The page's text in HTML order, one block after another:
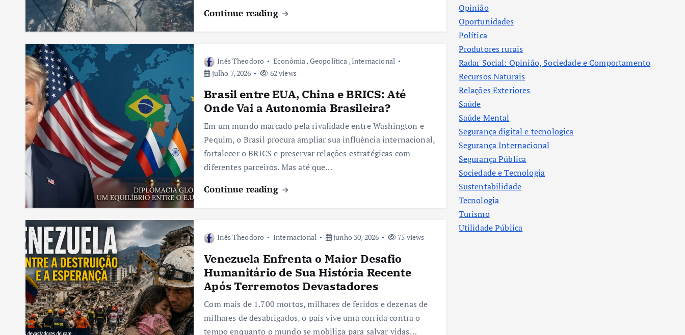
Continue reading
Inês Theodoro Econômia, Geopolítica ,Internacional
julho 7, 2026
62 views
Brasil entre EUA, China e BRICS: Até
Onde Vai a Autonomia Brasileira?
Em um mundo marcado pela rivalidade entre Washington e
Pequim, o Brasil procura ampliar sua influência internacional,
fortalecer o BRICS e preservar relações estratégicas com
diferentes parceiros. Mas até que…
Continue reading
Inês Theodoro Internacional junho 30, 2026 75 views
Venezuela Enfrenta o Maior Desafio
Humanitário de Sua História Recente
Após Terremotos Devastadores
Com mais de 1.700 mortos, milhares de feridos e dezenas de
milhares de desabrigados, o país vive uma corrida contra o
tempo enquanto o mundo se mobiliza para salvar vidas…
Opinião
Oportunidades
Política
Produtores rurais
Radar Social: Opinião, Sociedade e Comportamento
Recursos Naturais
Relações Exteriores
Saúde
Saúde Mental
Segurança digital e tecnologica
Segurança Internacional
Segurança Pública
Sociedade e Tecnologia
Sustentabilidade
Tecnologia
Turismo
Utilidade Pública